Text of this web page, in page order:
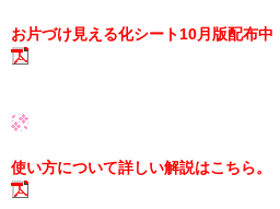
お片づけ見える化シート10月版配布中
使い方について詳しい解説はこちら。